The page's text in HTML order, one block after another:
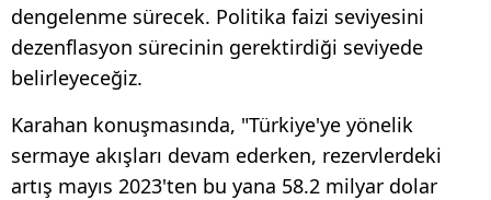
dengelenme sürecek. Politika faizi seviyesini
dezenflasyon sürecinin gerektirdiği seviyede
belirleyeceğiz.
Karahan konuşmasında, "Türkiye'ye yönelik
sermaye akışları devam ederken, rezervlerdeki
artış mayıs 2023'ten bu yana 58.2 milyar dolar